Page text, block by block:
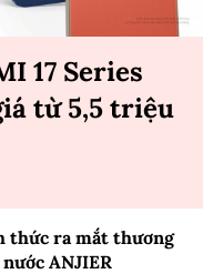
17 Series
từ 5,5 triệu
thức ra mắt thương
ANJIER